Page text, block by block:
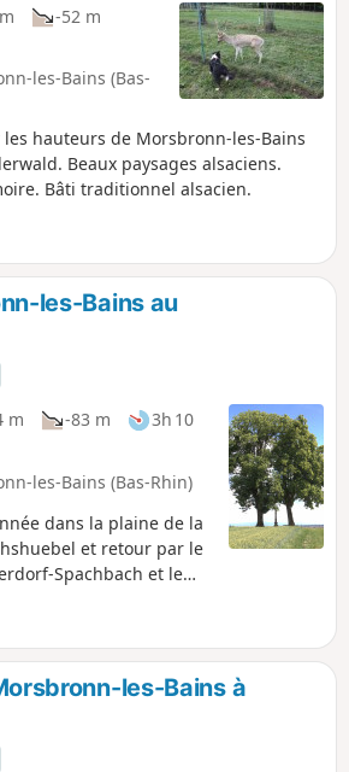
-52 m
les-Bains (Bas-
hauteurs de Morsbronn-les-Bains
Beaux paysages alsaciens.
Bâti traditionnel alsacien.
les-Bains au
m -83 m
3h 10
les-Bains (Bas-Rhin)
dans la plaine de la
et retour par le
Spachbach et le
beau lavoir du village
les-Bains à